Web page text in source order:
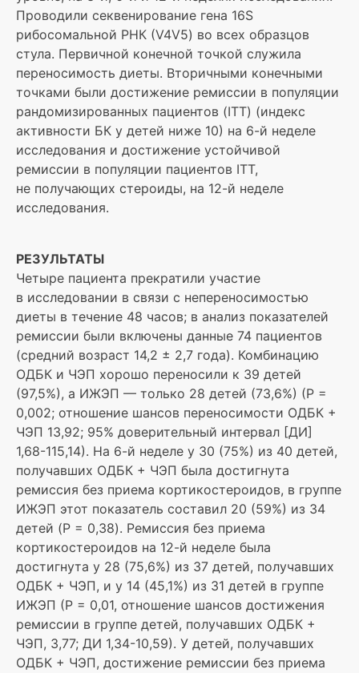
Проводили секвенирование гена 16S
рибосомальной РНК (V4V5) во всех образцов
стула. Первичной конечной точкой служила
переносимость диеты. Вторичными конечными
точками были достижение ремиссии в популяции
рандомизированных пациентов (ITT) (индекс
активности БК у детей ниже 10) на 6-й неделе
исследования и достижение устойчивой
ремиссии в популяции пациентов ITT,
не получающих стероиды, на 12-й неделе
исследования.
РЕЗУЛЬТАТЫ
Четыре пациента прекратили участие
в исследовании в связи с непереносимостью
диеты в течение 48 часов; в анализ показателей
ремиссии были включены данные 74 пациентов
(средний возраст 14,2 ± 2,7 года). Комбинацию
ОДБК и ЧЭП хорошо переносили к 39 детей
(97,5%), а ИЖЭП — только 28 детей (73,6%) (P =
0,002; отношение шансов переносимости ОДБК +
ЧЭП 13,92; 95% доверительный интервал [ДИ]
1,68-115,14). На 6-й неделе у 30 (75%) из 40 детей,
получавших ОДБК + ЧЭП была достигнута
ремиссия без приема кортикостероидов, в группе
ИЖЭП этот показатель составил 20 (59%) из 34
детей (P = 0,38). Ремиссия без приема
кортикостероидов на 12-й неделе была
достигнута у 28 (75,6%) из 37 детей, получавших
ОДБК + ЧЭП, и у 14 (45,1%) из 31 детей в группе
ИЖЭП (P = 0,01, отношение шансов достижения
ремиссии в группе детей, получавших ОДБК +
ЧЭП, 3,77; ДИ 1,34-10,59). У детей, получавших
ОДБК + ЧЭП, достижение ремиссии без приема